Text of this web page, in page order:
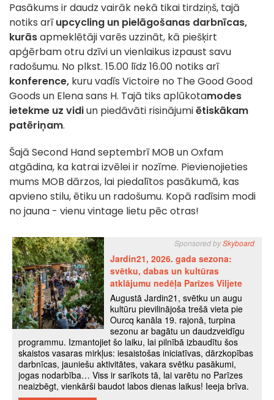
Pasākums ir daudz vairāk nekā tikai tirdziņš, tajā
notiks arīupcycling un pielāgošanas darbnīcas,
kurāsapmeklētāji varēs uzzināt, kā piešķirt
apģērbam otru dzīvi un vienlaikus izpaust savu
radošumu. No plkst. 15.00 līdz 16.00 notiks arī
konference, kuru vadīs Victoire no The Good Good
Goods un Elena sans H. Tajā tiks aplūkotamodes
ietekme uz vidiun piedāvāti risinājumiētiskākam
patēriņam.
Šajā Second Hand septembrī MOB un Oxfam
atgādina, ka katrai izvēlei ir nozīme. Pievienojieties
mums MOB dārzos, lai piedalītos pasākumā, kas
apvieno stilu, ētiku un radošumu. Kopā radīsim modi
no jauna - vienu vintage lietu pēc otras!